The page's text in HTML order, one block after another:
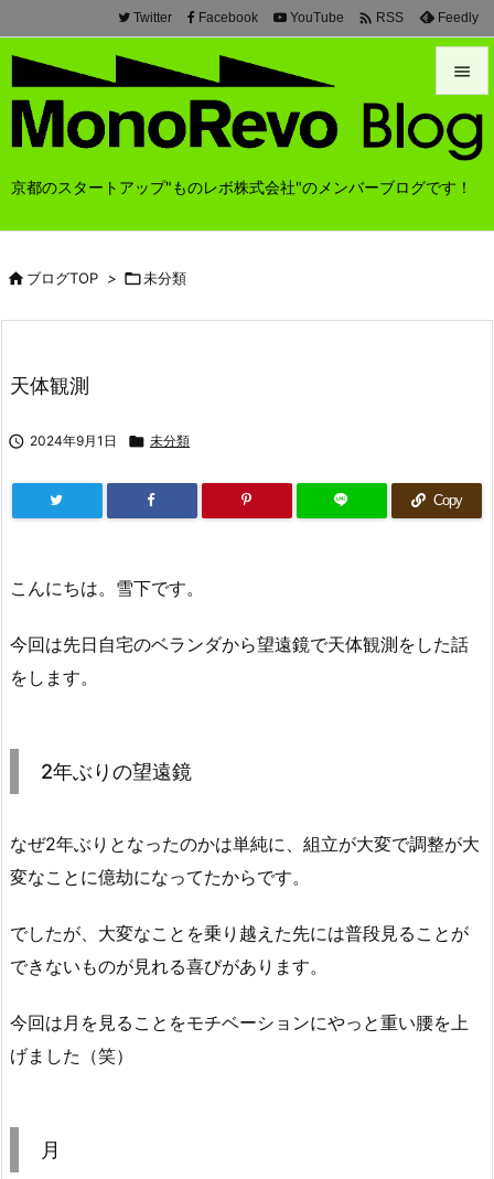
京都のスタートアップ"ものレボ株式会社"のメンバーブログです！


メニュ
前へ

Twitter Facebook YouTube  RSS Feedly
ブログTOP > 未分類
天体観測
 2024年9月1日  未分類
Copy
こんにちは。雪下です。
今回は先日自宅のベランダから望遠鏡で天体観測をした話
をします。
2年ぶりの望遠鏡
なぜ2年ぶりとなったのかは単純に、組立が大変で調整が大
変なことに億劫になってたからです。
でしたが、大変なことを乗り越えた先には普段見ることが
できないものが見れる喜びがあります。
今回は月を見ることをモチベーションにやっと重い腰を上
げました（笑）
月